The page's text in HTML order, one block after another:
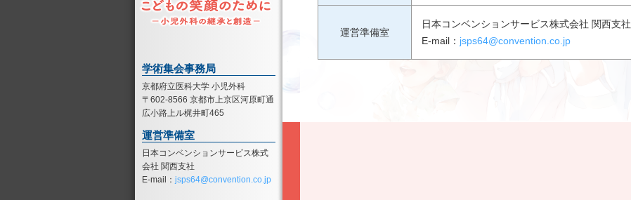
学術集会事務局
京都府立医科大学 小児外科
〒602-8566 京都市上京区河原町通
広小路上ル梶井町465
運営準備室
日本コンベンションサービス株式
会社 関西支社
E-mail： jsps64@convention.co.jp
運営準備室
日本コンベンションサービス株式会社 関西支社
E-mail： jsps64@convention.co.jp